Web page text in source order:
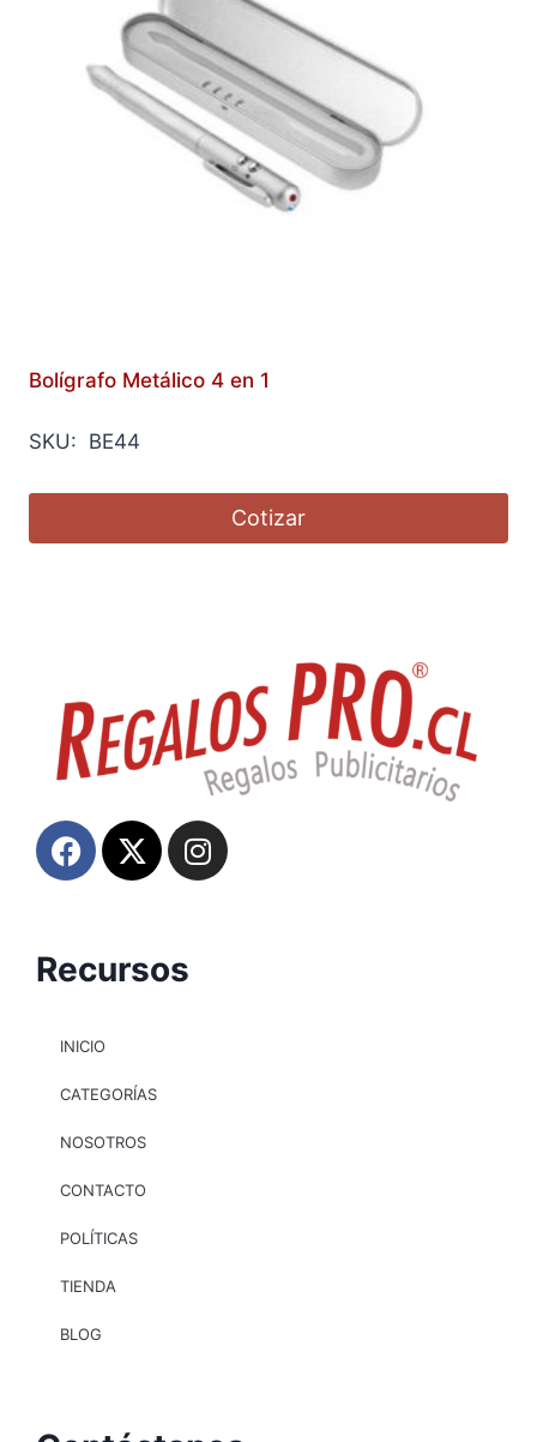
Bolígrafo Metálico 4 en 1
SKU: BE44
Cotizar
Recursos
INICIO
CATEGORÍAS
NOSOTROS
CONTACTO
POLÍTICAS
TIENDA
BLOG